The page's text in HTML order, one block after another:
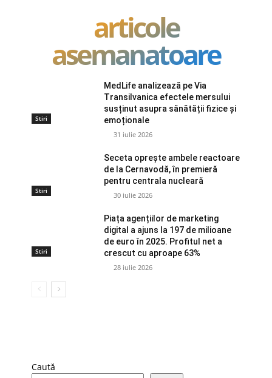
articole
asemanatoare
Stiri
MedLife analizează pe Via
Transilvanica efectele mersului
susținut asupra sănătății fizice și
emoționale
31 iulie 2026
Stiri
Seceta oprește ambele reactoare
de la Cernavodă, în premieră
pentru centrala nucleară
30 iulie 2026
Stiri
Piața agențiilor de marketing
digital a ajuns la 197 de milioane
de euro în 2025. Profitul net a
crescut cu aproape 63%
28 iulie 2026
Caută